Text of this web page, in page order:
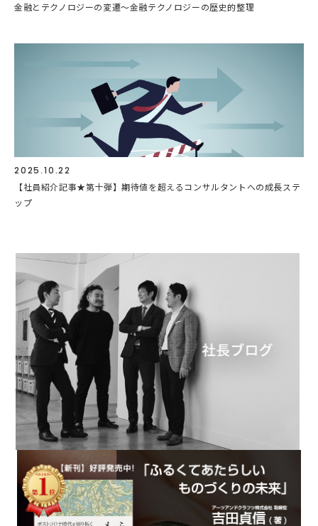
金融とテクノロジーの変遷～金融テクノロジーの歴史的整理
2025.10.22
【社員紹介記事★第十弾】期待値を超えるコンサルタントへの成長ステ
ップ